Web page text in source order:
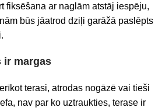
fiksēšana ar naglām atstāj iespēju,
būs jāatrod dziļi garāžā paslēpts
ir margas
terasi, atrodas nogāzē vai tieši
nav par ko uztraukties, terase ir